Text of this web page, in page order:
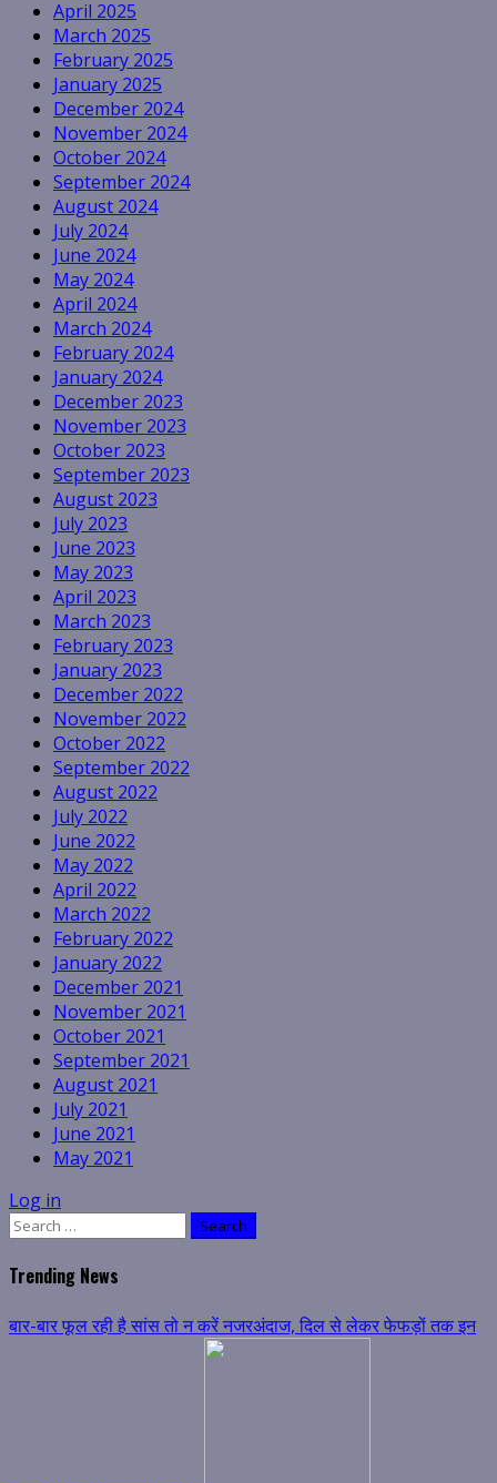
April 2025
March 2025
February 2025
January 2025
December 2024
November 2024
October 2024
September 2024
August 2024
July 2024
June 2024
May 2024
April 2024
March 2024
February 2024
January 2024
December 2023
November 2023
October 2023
September 2023
August 2023
July 2023
June 2023
May 2023
April 2023
March 2023
February 2023
January 2023
December 2022
November 2022
October 2022
September 2022
August 2022
July 2022
June 2022
May 2022
April 2022
March 2022
February 2022
January 2022
December 2021
November 2021
October 2021
September 2021
August 2021
July 2021
June 2021
May 2021
Log in
Search
Trending News
बार-बार फूल रही है सांस तो न करें नजरअंदाज, दिल से लेकर फेफड़ों तक इन